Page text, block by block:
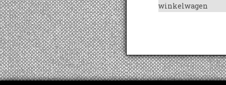
winkelwagen